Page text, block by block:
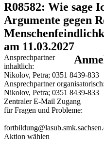
R08582: Wie sage
Argumente gegen
am 11.03.2027
Ansprechpartner
inhaltlich:
Nikolov, Petra; 0351 8439-833
Ansprechpartner organisatorisch:
Nikolov, Petra; 0351 8439-833
Zentraler E-Mail Zugang
für Fragen und Probleme:
Aktion wählen